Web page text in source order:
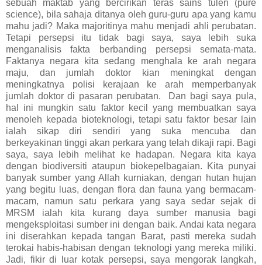
sebuah maktab yang bercirikan teras sains tulen (pure
science), bila sahaja ditanya oleh guru-guru apa yang kamu
mahu jadi? Maka majoritinya mahu menjadi ahli perubatan.
Tetapi persepsi itu tidak bagi saya, saya lebih suka
menganalisis fakta berbanding persepsi semata-mata.
Faktanya negara kita sedang menghala ke arah negara
maju, dan jumlah doktor kian meningkat dengan
meningkatnya polisi kerajaan ke arah memperbanyak
jumlah doktor di pasaran perubatan. Dan bagi saya pula,
hal ini mungkin satu faktor kecil yang membuatkan saya
menoleh kepada bioteknologi, tetapi satu faktor besar lain
ialah sikap diri sendiri yang suka mencuba dan
berkeyakinan tinggi akan perkara yang telah dikaji rapi. Bagi
saya, saya lebih melihat ke hadapan. Negara kita kaya
dengan biodiversiti ataupun biokepelbagaian. Kita punyai
banyak sumber yang Allah kurniakan, dengan hutan hujan
yang begitu luas, dengan flora dan fauna yang bermacam-
macam, namun satu perkara yang saya sedar sejak di
MRSM ialah kita kurang daya sumber manusia bagi
mengeksploitasi sumber ini dengan baik. Andai kata negara
ini diserahkan kepada tangan Barat, pasti mereka sudah
terokai habis-habisan dengan teknologi yang mereka miliki.
Jadi, fikir di luar kotak persepsi, saya mengorak langkah,